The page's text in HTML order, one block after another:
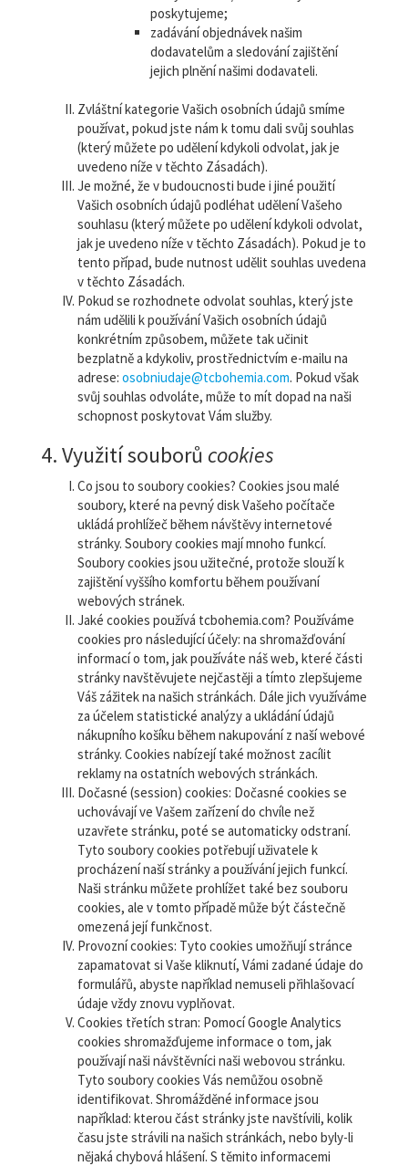
poskytujeme;
zadávání objednávek našim
dodavatelům a sledování zajištění
jejich plnění našimi dodavateli.
Zvláštní kategorie Vašich osobních údajů smíme
používat, pokud jste nám k tomu dali svůj souhlas
(který můžete po udělení kdykoli odvolat, jak je
uvedeno níže v těchto Zásadách).
Je možné, že v budoucnosti bude i jiné použití
Vašich osobních údajů podléhat udělení Vašeho
souhlasu (který můžete po udělení kdykoli odvolat,
jak je uvedeno níže v těchto Zásadách). Pokud je to
tento případ, bude nutnost udělit souhlas uvedena
v těchto Zásadách.
Pokud se rozhodnete odvolat souhlas, který jste
nám udělili k používání Vašich osobních údajů
konkrétním způsobem, můžete tak učinit
bezplatně a kdykoliv, prostřednictvím e-mailu na
adrese: osobniudaje@tcbohemia.com. Pokud však
svůj souhlas odvoláte, může to mít dopad na naši
schopnost poskytovat Vám služby.
4. Využití souborů cookies
Co jsou to soubory cookies? Cookies jsou malé
soubory, které na pevný disk Vašeho počítače
ukládá prohlížeč během návštěvy internetové
stránky. Soubory cookies mají mnoho funkcí.
Soubory cookies jsou užitečné, protože slouží k
zajištění vyššího komfortu během používaní
webových stránek.
Jaké cookies používá tcbohemia.com? Používáme
cookies pro následující účely: na shromažďování
informací o tom, jak používáte náš web, které části
stránky navštěvujete nejčastěji a tímto zlepšujeme
Váš zážitek na našich stránkách. Dále jich využíváme
za účelem statistické analýzy a ukládání údajů
nákupního košíku během nakupování z naší webové
stránky. Cookies nabízejí také možnost zacílit
reklamy na ostatních webových stránkách.
Dočasné (session) cookies: Dočasné cookies se
uchovávají ve Vašem zařízení do chvíle než
uzavřete stránku, poté se automaticky odstraní.
Tyto soubory cookies potřebují uživatele k
procházení naší stránky a používání jejich funkcí.
Naši stránku můžete prohlížet také bez souboru
cookies, ale v tomto případě může být částečně
omezená její funkčnost.
Provozní cookies: Tyto cookies umožňují stránce
zapamatovat si Vaše kliknutí, Vámi zadané údaje do
formulářů, abyste například nemuseli přihlašovací
údaje vždy znovu vyplňovat.
Cookies třetích stran: Pomocí Google Analytics
cookies shromažďujeme informace o tom, jak
používají naši návštěvníci naši webovou stránku.
Tyto soubory cookies Vás nemůžou osobně
identifikovat. Shromážděné informace jsou
například: kterou část stránky jste navštívili, kolik
času jste strávili na našich stránkách, nebo byly-li
nějaká chybová hlášení. S těmito informacemi